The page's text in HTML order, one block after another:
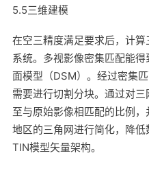
5.5三维建模
在空三精度满足要求后，计
系统。多视影像密集匹配能
面模型（DSM）。经过密集
需要进行切割分块。通过对
至与原始影像相匹配的比例
地区的三角网进行简化，降
TIN模型矢量架构。